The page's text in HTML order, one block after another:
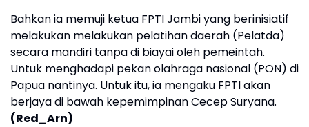
Bahkan ia memuji ketua FPTI Jambi yang berinisiatif
melakukan melakukan pelatihan daerah (Pelatda)
secara mandiri tanpa di biayai oleh pemeintah.
Untuk menghadapi pekan olahraga nasional (PON) di
Papua nantinya. Untuk itu, ia mengaku FPTI akan
berjaya di bawah kepemimpinan Cecep Suryana.
(Red_Arn)